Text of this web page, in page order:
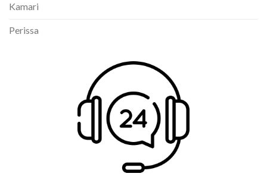
Kamari
Perissa